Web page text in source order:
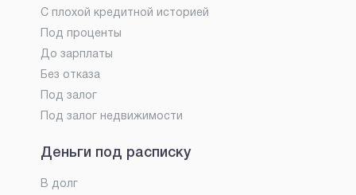
С плохой кредитной историей
Под проценты
До зарплаты
Без отказа
Под залог
Под залог недвижимости
Деньги под расписку
В долг